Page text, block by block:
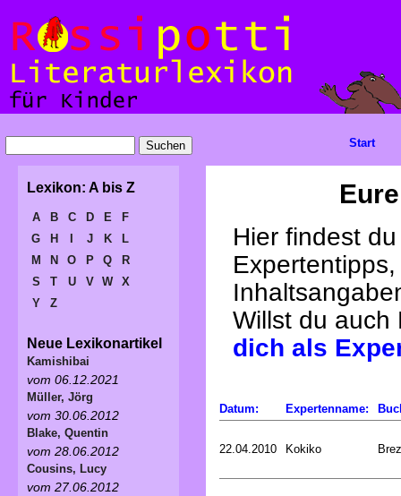
Hier findest
Willst du
dich als
Datum: Expertenname:
22.04.2010 Kokiko
Start
Lexikon: A bis Z
A B C D E
F
G
H J K
L
M
N O P Q
R
S
T U V W
X
Y
Z
Neue Lexikonartikel
Kamishibai
vom 06.12.2021
Müller, Jörg
vom 30.06.2012
Blake, Quentin
vom 28.06.2012
Cousins, Lucy
vom 27.06.2012